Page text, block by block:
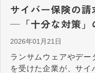
サイバー保険の
─「十分な対策」
2026年01月21日
ランサムウェアやデー
を受けた企業が、サイ